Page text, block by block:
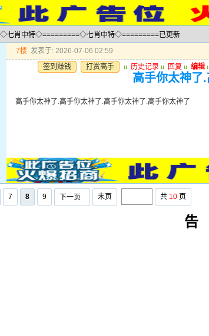
七肖中特◇=========◇七肖中特◇=========已更新
7楼 发表于: 2026-07-06 02:59
签到赚钱
打赏高手 u 历史记录 u 回复 u 编辑
高手你太神了
高手你太神了.高手你太神了.高手你太神了.高手你太神了
7 8 9 下一页 末页 共 10 页
告